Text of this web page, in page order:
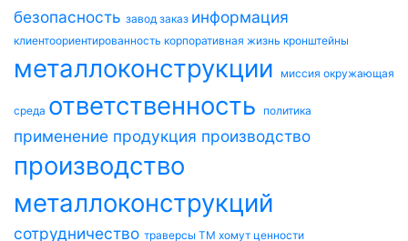
безопасность завод заказ информация
клиентоориентированность корпоративная жизнь кронштейны
металлоконструкции миссия окружающая
среда ответственность политика
применение продукция производство
производство
металлоконструкций
сотрудничество траверсы ТМ хомут ценности